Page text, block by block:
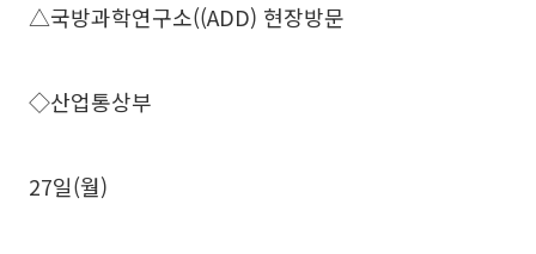
△국방과학연구소((ADD) 현장방문
◇산업통상부
27일(월)